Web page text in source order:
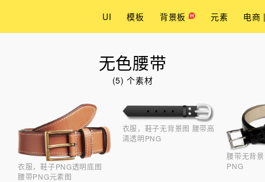
UI 模板 背景板 元素 电商
无色腰带
(5) 个素材
衣服，鞋子PNG透明底图
腰带PNG元素图
衣服，鞋子无背景图 腰带高
清透明PNG
腰带无背
PNG